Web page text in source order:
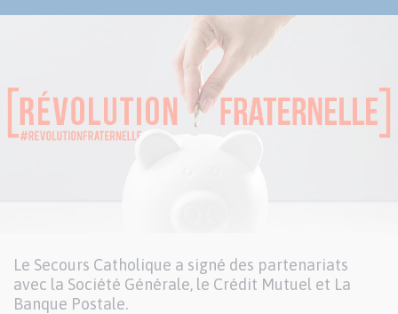
Le Secours Catholique a signé des partenariats
avec la Société Générale, le Crédit Mutuel et La
Banque Postale.